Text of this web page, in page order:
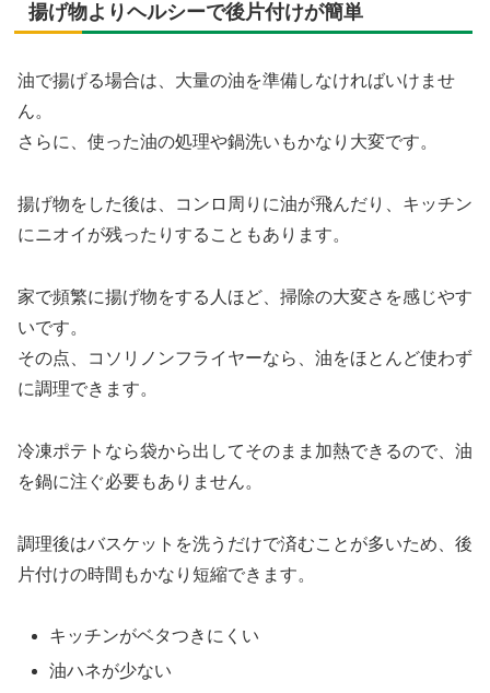
揚げ物よりヘルシーで後片付けが簡単
油で揚げる場合は、大量の油を準備しなければいけませ
ん。
さらに、使った油の処理や鍋洗いもかなり大変です。
揚げ物をした後は、コンロ周りに油が飛んだり、キッチン
にニオイが残ったりすることもあります。
家で頻繁に揚げ物をする人ほど、掃除の大変さを感じやす
いです。
その点、コソリノンフライヤーなら、油をほとんど使わず
に調理できます。
冷凍ポテトなら袋から出してそのまま加熱できるので、油
を鍋に注ぐ必要もありません。
調理後はバスケットを洗うだけで済むことが多いため、後
片付けの時間もかなり短縮できます。
キッチンがベタつきにくい
油ハネが少ない